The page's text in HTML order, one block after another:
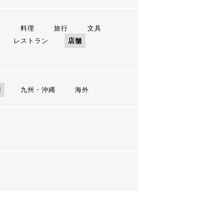
料理 旅行
文具
レストラン
店舗
九州・沖縄 海外